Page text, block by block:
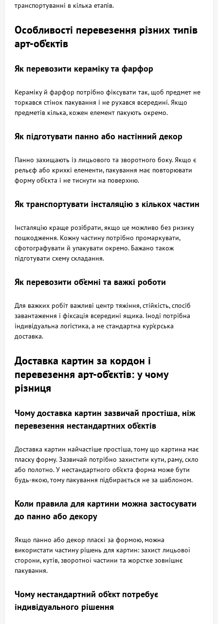
транспортуванні в кілька етапів.
Особливості перевезення різних типів
арт-об’єктів
Як перевозити кераміку та фарфор
Кераміку й фарфор потрібно фіксувати так, щоб предмет не
торкався стінок пакування і не рухався всередині. Якщо
предметів кілька, кожен елемент пакують окремо.
Як підготувати панно або настінний декор
Панно захищають із лицьового та зворотного боку. Якщо є
рельєф або крихкі елементи, пакування має повторювати
форму об’єкта і не тиснути на поверхню.
Як транспортувати інсталяцію з кількох частин
Інсталяцію краще розібрати, якщо це можливо без ризику
пошкодження. Кожну частину потрібно промаркувати,
сфотографувати й упакувати окремо. Бажано також
підготувати схему складання.
Як перевозити об’ємні та важкі роботи
Для важких робіт важливі центр тяжіння, стійкість, спосіб
завантаження і фіксація всередині ящика. Іноді потрібна
індивідуальна логістика, а не стандартна кур’єрська
доставка.
Доставка картин за кордон і
перевезення арт-об’єктів: у чому
різниця
Чому доставка картин зазвичай простіша, ніж
перевезення нестандартних об’єктів
Доставка картин найчастіше простіша, тому що картина має
пласку форму. Зазвичай потрібно захистити кути, раму, скло
або полотно. У нестандартного об’єкта форма може бути
будь-якою, тому пакування підбирається не за шаблоном.
Коли правила для картини можна застосувати
до панно або декору
Якщо панно або декор пласкі за формою, можна
використати частину рішень для картин: захист лицьової
сторони, кутів, зворотної частини та жорстке зовнішнє
пакування.
Чому нестандартний об’єкт потребує
індивідуального рішення